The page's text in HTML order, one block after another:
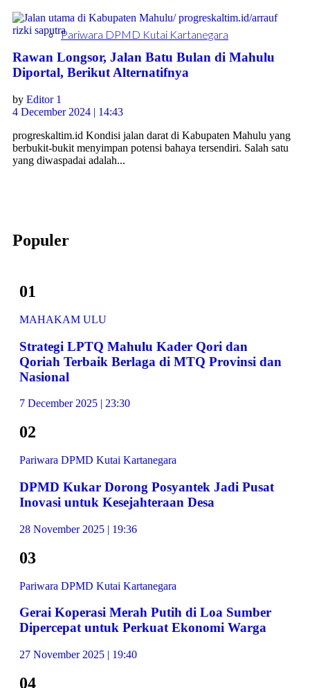
Pariwara DPMD Kutai Kartanegara
Rawan Longsor, Jalan Batu Bulan di Mahulu
Diportal, Berikut Alternatifnya
by Editor 1
4 December 2024 | 14:43
progreskaltim.id Kondisi jalan darat di Kabupaten Mahulu yang
berbukit-bukit menyimpan potensi bahaya tersendiri. Salah satu
yang diwaspadai adalah...
Populer
01
MAHAKAM ULU
Strategi LPTQ Mahulu Kader Qori dan
Qoriah Terbaik Berlaga di MTQ Provinsi dan
Nasional
7 December 2025 | 23:30
02
Pariwara DPMD Kutai Kartanegara
DPMD Kukar Dorong Posyantek Jadi Pusat
Inovasi untuk Kesejahteraan Desa
28 November 2025 | 19:36
03
Pariwara DPMD Kutai Kartanegara
Gerai Koperasi Merah Putih di Loa Sumber
Dipercepat untuk Perkuat Ekonomi Warga
27 November 2025 | 19:40
04